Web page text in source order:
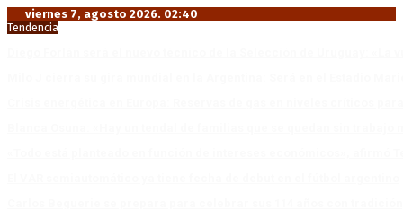
viernes 7, agosto 2026. 02:40
Tendencia